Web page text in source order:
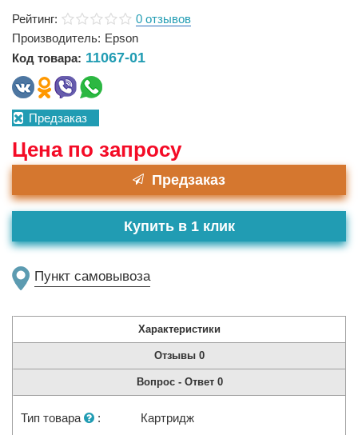
Рейтинг:
0 отзывов
Производитель: Epson
Код товара: 11067-01
Предзаказ
Цена по запросу
Предзаказ
Пункт самовывоза
Купить в 1 клик
Характеристики
Отзывы 0
Вопрос - Ответ 0
Тип товара :
Картридж